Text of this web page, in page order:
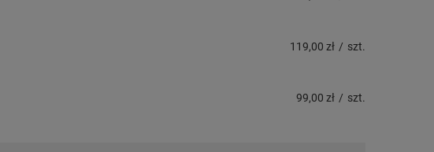
119,00 zł / szt.
99,00 zł / szt.